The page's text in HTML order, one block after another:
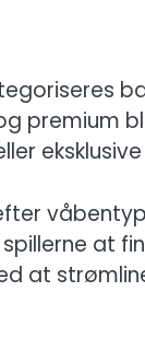
premium
at
at